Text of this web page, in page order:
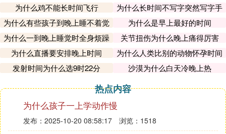
为什么鸡不能长时间飞行
为什么长时间不写字突然写字手
会不习惯
为什么有些孩子到晚上睡不着觉
为什么是早上最好的时间
为什么一到晚上睡觉时全身烦躁
关节扭伤为什么晚上痛得厉害
为什么直播要安排晚上时间
为什么人类比别的动物怀孕时间
长
发射时间为什么选9时22分 沙漠为什么白天冷晚上热
热点内容
为什么孩子一上学动作慢
发布：2025-10-20 08:58:17 浏览：1518